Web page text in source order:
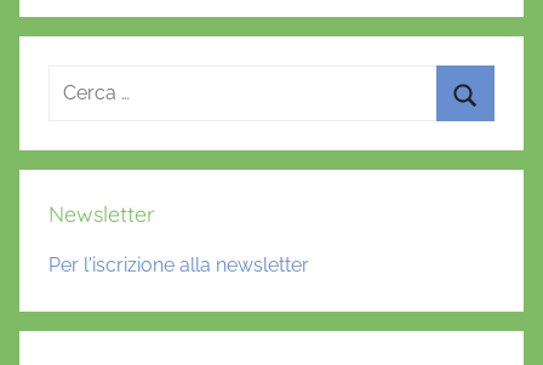
Ricerca
Newsletter
Per l'iscrizione alla newsletter